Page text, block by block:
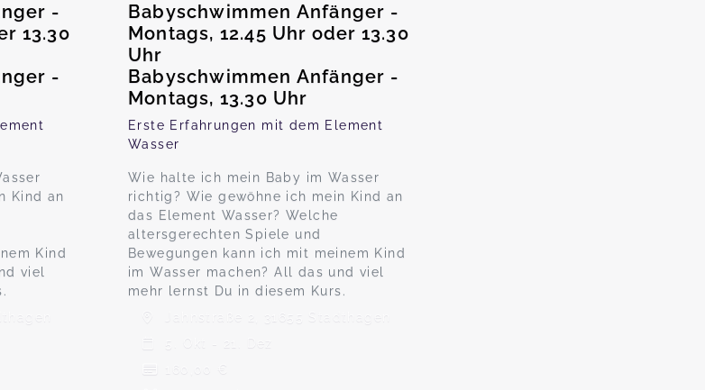
-
13.30
-
Kind an
Kind
viel
Babyschwimmen Anfänger -
Montags, 12.45 Uhr oder 13.30
Uhr
Babyschwimmen Anfänger -
Montags, 13.30 Uhr
Erste Erfahrungen mit dem Element
Wasser
Wie halte ich mein Baby im Wasser
richtig? Wie gewöhne ich mein Kind an
das Element Wasser? Welche
altersgerechten Spiele und
Bewegungen kann ich mit meinem Kind
im Wasser machen? All das und viel
mehr lernst Du in diesem Kurs.
Jahnstraße 2, 31655 Stadthagen
5. Okt - 21. Dez
160,00 €